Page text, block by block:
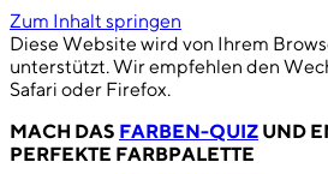
Zum Inhalt springen
Diese Website wird von Ihrem
unterstützt. Wir empfehlen den
Safari oder Firefox.
MACH DAS FARBEN-QUIZ UND
PERFEKTE FARBPALETTE